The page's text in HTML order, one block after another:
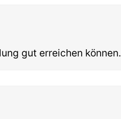
gut erreichen können.